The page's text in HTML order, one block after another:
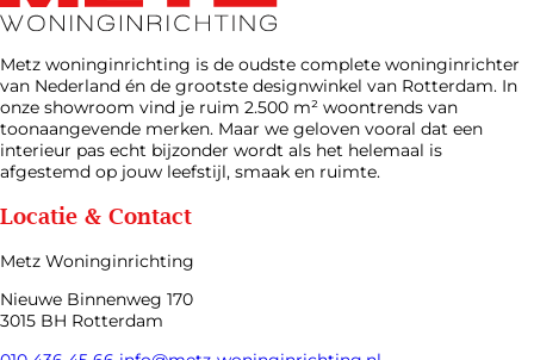
Metz woninginrichting is de oudste complete woninginrichter
van Nederland én de grootste designwinkel van Rotterdam. In
onze showroom vind je ruim 2.500 m² woontrends van
toonaangevende merken. Maar we geloven vooral dat een
interieur pas echt bijzonder wordt als het helemaal is
afgestemd op jouw leefstijl, smaak en ruimte.
Locatie & Contact
Metz Woninginrichting
Nieuwe Binnenweg 170
3015 BH Rotterdam